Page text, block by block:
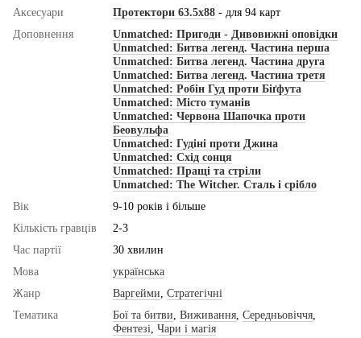
Аксесуари Протектори 63.5x88 - для 94 карт
Доповнення
Unmatched: Пригоди - Дивовижні оповідки
Unmatched: Битва легенд. Частина перша
Unmatched: Битва легенд. Частина друга
Unmatched: Битва легенд. Частина третя
Unmatched: Робін Гуд проти Біґфута
Unmatched: Місто туманів
Unmatched: Червона Шапочка проти
Беовульфа
Unmatched: Гудіні проти Джина
Unmatched: Схід сонця
Unmatched: Пращі та стріли
Unmatched: The Witcher. Сталь і срібло
Вік
9-10 років і більше
Кількість гравців
2-3
Час партії
30 хвилин
Мова
українська
Жанр
Варгейми Стратегічні
Тематика
Бої та битви Виживання Середньовіччя
Фентезі Чари і магія